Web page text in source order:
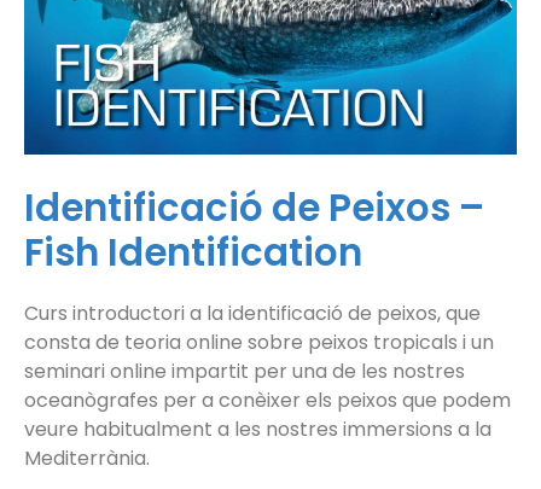
Identificació de Peixos –
Fish Identification
Curs introductori a la identificació de peixos, que
consta de teoria online sobre peixos tropicals i un
seminari online impartit per una de les nostres
oceanògrafes per a conèixer els peixos que podem
veure habitualment a les nostres immersions a la
Mediterrània.